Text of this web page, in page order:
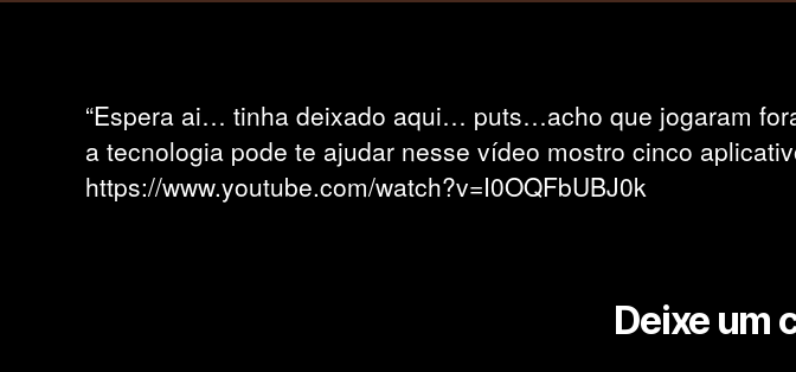
“Espera ai… tinha deixado aqui… puts…acho que jogaram
a tecnologia pode te ajudar nesse vídeo mostro cinco
https://www.youtube.com/watch?v=I0OQFbUBJ0k
Deixe um